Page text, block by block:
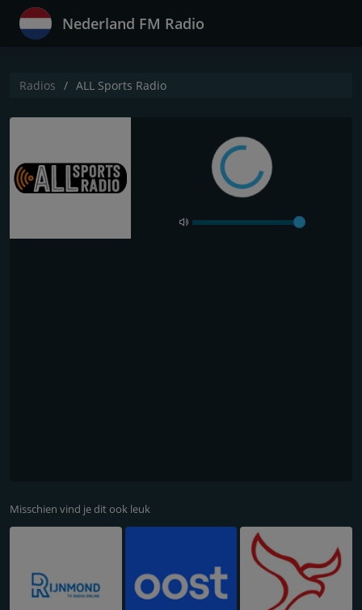
Nederland FM Radio
Radios ALL Sports Radio
Misschien vind je dit ook leuk